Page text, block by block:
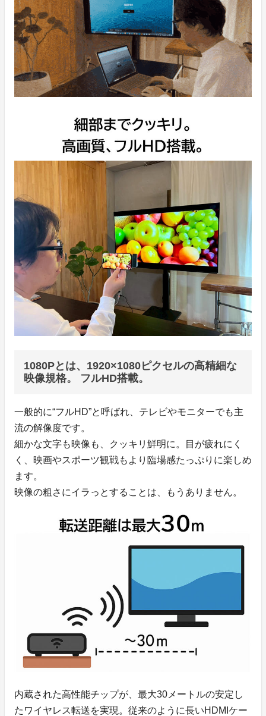
1080Pとは、1920×1080ピクセルの高精細な
映像規格。 フルHD搭載。
一般的に“フルHD”と呼ばれ、テレビやモニターでも主
流の解像度です。
細かな文字も映像も、クッキリ鮮明に。目が疲れにく
く、映画やスポーツ観戦もより臨場感たっぷりに楽しめ
ます。
映像の粗さにイラっとすることは、もうありません。
内蔵された高性能チップが、最大30メートルの安定し
たワイヤレス転送を実現。従来のように長いHDMIケー